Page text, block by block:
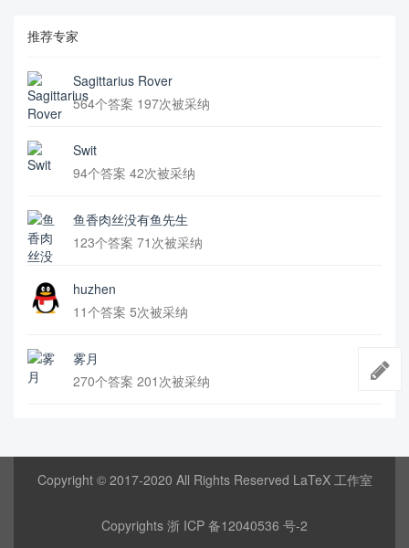
推荐专家
Sagittarius Rover
564个答案 197次被采纳
Swit
94个答案 42次被采纳
鱼香肉丝没有鱼先生
123个答案 71次被采纳
huzhen
11个答案 5次被采纳
雾月
270个答案 201次被采纳
Copyright © 2017-2020 All Rights Reserved LaTeX 工作室
Copyrights 浙 ICP 备12040536 号-2